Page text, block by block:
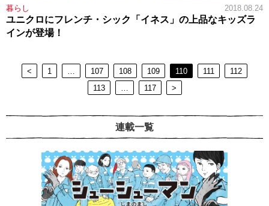
暮らし 2018.08.24
ユニクロにフレンチ・シック「イネス」の上品なキッズラ
インが登場！
< 1 107 108 109 110 111
112
113
117 >
連載一覧